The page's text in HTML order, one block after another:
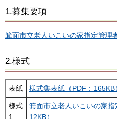
1.募集要項
箕面市立老人いこいの家指定管理
2.様式
表紙 様式集表紙（PDF：165KB
様式
1
箕面市立老人いこいの家指
12KB）